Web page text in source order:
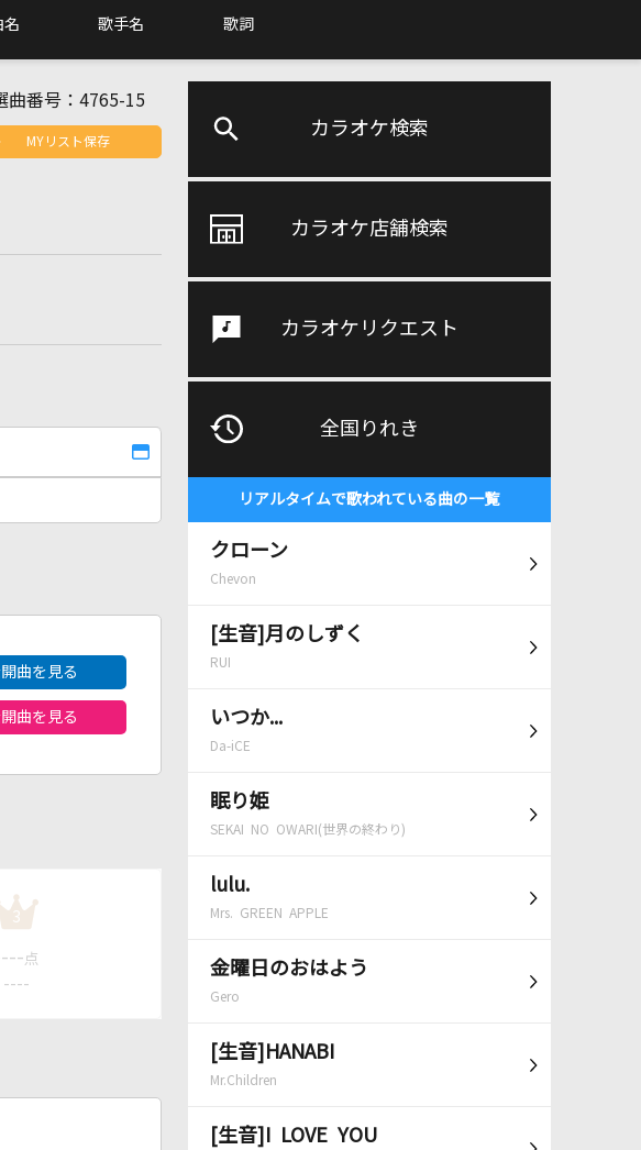
名 歌手名 歌詞
カラオケ検索
カラオケ店舗検索
カラオケリクエスト
全国りれき
リアルタイムで歌われている曲の一覧
クローン
Chevon
[生音]月のしずく
RUI
いつか...
Da-iCE
眠り姫
SEKAI NO OWARI(世界の終わり)
lulu.
Mrs. GREEN APPLE
金曜日のおはよう
Gero
[生音]HANABI
Mr.Children
[生音]I LOVE YOU
曲番号： 4765-15
MYリスト保存
曲を見る
曲を見る
3
点
----